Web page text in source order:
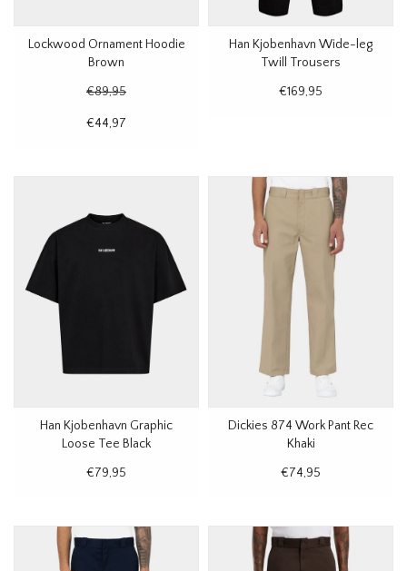
Lockwood Ornament Hoodie
Brown
€89,95
€44,97
Han Kjobenhavn Wide-leg
Twill Trousers
€169,95
Han Kjobenhavn Graphic
Loose Tee Black
€79,95
Dickies 874 Work Pant Rec
Khaki
€74,95